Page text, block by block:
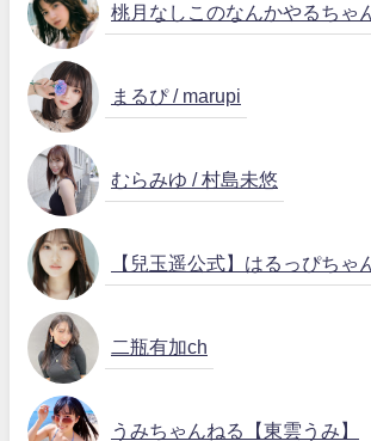
桃月なしこのなんかやるちゃ
まるぴ / marupi
むらみゆ / 村島未悠
【兒玉遥公式】はるっぴちゃ
二瓶有加ch
うみちゃんねる【東雲うみ】